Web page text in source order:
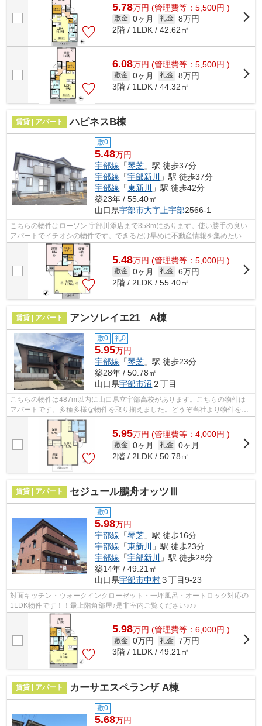
5.78万円 (管理費等：5,500円 )
敷金 0ヶ月 礼金 8万円
2階 / 1LDK / 42.62㎡
6.08万円 (管理費等：5,500円 )
敷金 0ヶ月 礼金 8万円
3階 / 1LDK / 44.32㎡
賃貸 | アパート ハピネスB棟
敷0
5.48万円
宇部線 「琴芝 」駅 徒歩37分
宇部線 「宇部新川
」駅 徒歩37分
宇部線 「東新川
」駅 徒歩42分
築23年 / 55.40㎡
山口県宇部市大字上宇部2566-1
こちらの物件はローソン 宇部川添店まで358mにあります。使い勝手の良い
アパートでイチオシの物件です。できるだけ早めに不動産情報を集めたい方
は当社スタッフまでご連絡ください。地...
5.48万円 (管理費等：5,000円 )
敷金 0ヶ月 礼金 6万円
2階 / 2LDK / 55.40㎡
賃貸 | アパート アンソレイエ21 A棟
敷0 礼0
5.95万円
宇部線 「琴芝 」駅 徒歩23分
築28年 / 50.78㎡
山口県宇部市沼 ２丁目
こちらの物件は487m以内に山口県立宇部高校があります。こちらの物件は
アパートです。多種多様な物件を取り揃えました。どうぞ当社より物件をお
選び下さい。スタッフ一同全力でお手伝...
5.95万円 (管理費等：4,000円 )
敷金 0ヶ月 礼金 0ヶ月
2階 / 2LDK / 50.78㎡
賃貸 | アパート セジュール鵬舟オッツⅢ
敷0
5.98万円
宇部線 「琴芝 」駅 徒歩16分
宇部線 「東新川
」駅 徒歩23分
宇部線 「宇部新川
」駅 徒歩28分
築14年 / 49.21㎡
山口県宇部市中村３丁目9-23
対面キッチン・ウォークインクローゼット・一坪風呂・オートロック対応の
1LDK物件です！！最上階角部屋♪是非室内ご覧ください♪♪♪
5.98万円 (管理費等：6,000円 )
敷金 0万円 礼金 7万円
3階 / 1LDK / 49.21㎡
賃貸 | アパート カーサエスペランザ A棟
敷0
5.68万円